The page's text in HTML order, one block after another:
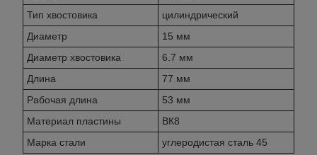
Тип хвостовика
цилиндрический
Диаметр
15 мм
Диаметр хвостовика
6.7 мм
Длина
77 мм
Рабочая длина
53 мм
Материал пластины
ВК8
Марка стали
углеродистая сталь 45